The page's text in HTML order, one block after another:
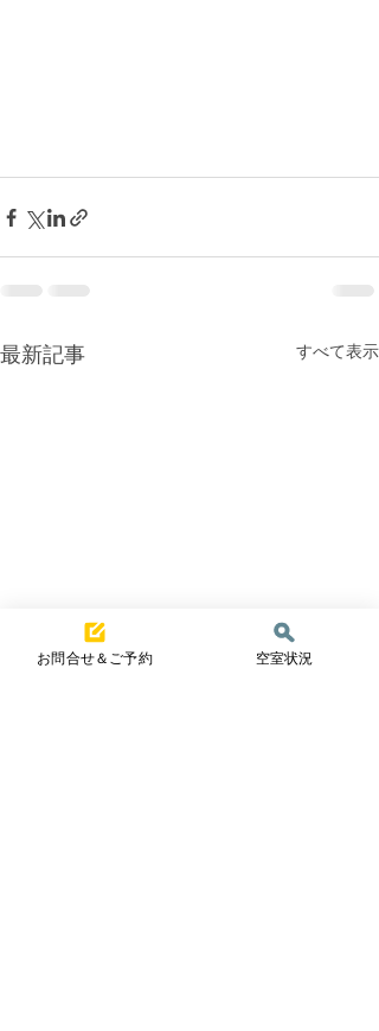
最新記事 すべて表示
お問合せ＆ご予約 空室状況